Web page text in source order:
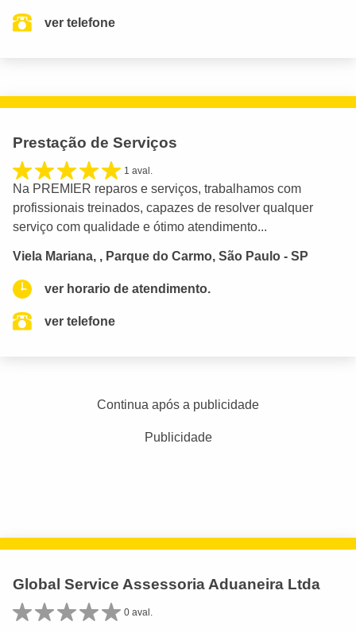
ver telefone
Prestação de Serviços
1 aval.
Na PREMIER reparos e serviços, trabalhamos com
profissionais treinados, capazes de resolver qualquer
serviço com qualidade e ótimo atendimento...
Viela Mariana, , Parque do Carmo, São Paulo - SP
ver horario de atendimento.
ver telefone
Continua após a publicidade
Publicidade
Global Service Assessoria Aduaneira Ltda
0 aval.